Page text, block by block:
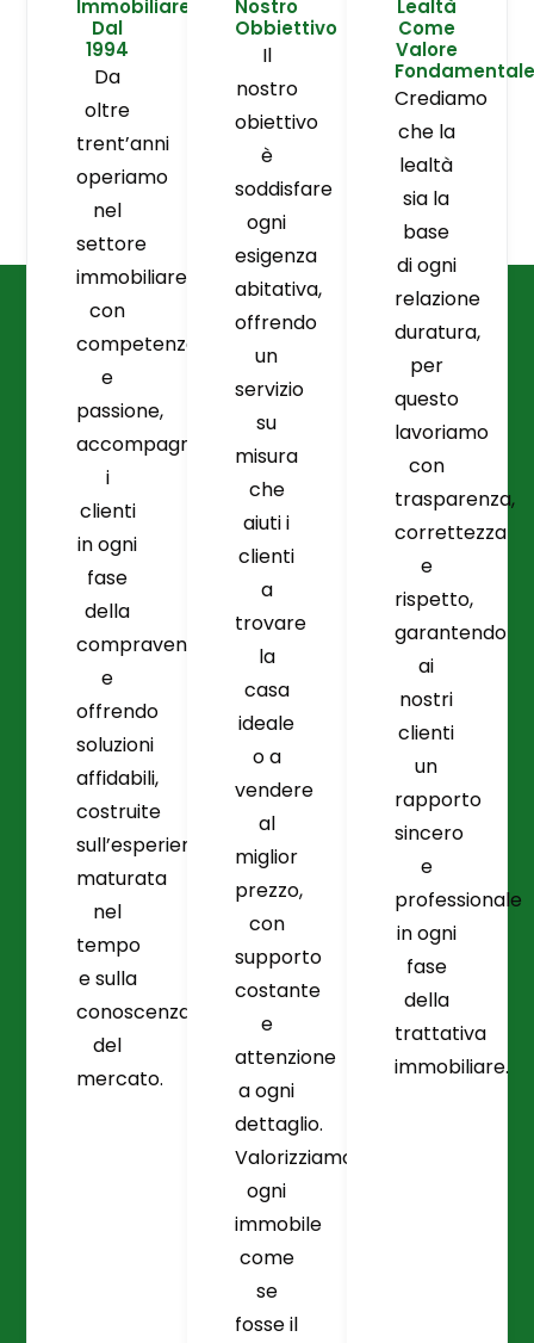
Immobiliare
Dal
1994
Da
oltre
trent’anni
operiamo
nel
settore
immobiliare
con
competenza
e
passione,
accompagnando
i
clienti
in ogni
fase
della
compravendita
e
offrendo
soluzioni
affidabili,
costruite
sull’esperienza
maturata
nel
tempo
e sulla
conoscenza
del
mercato.
Nostro
Obbiettivo
Il
nostro
obiettivo
è
soddisfare
ogni
esigenza
abitativa,
offrendo
un
servizio
su
misura
che
aiuti i
clienti
a
trovare
la
casa
ideale
o a
vendere
al
miglior
prezzo,
con
supporto
costante
e
attenzione
a ogni
dettaglio.
Valorizziamo
ogni
immobile
come
se
fosse il
Lealtà
Come
Valore
Fondamentale
Crediamo
che la
lealtà
sia la
base
di ogni
relazione
duratura,
per
questo
lavoriamo
con
trasparenza,
correttezza
e
rispetto,
garantendo
ai
nostri
clienti
un
rapporto
sincero
e
professionale
in ogni
fase
della
trattativa
immobiliare.